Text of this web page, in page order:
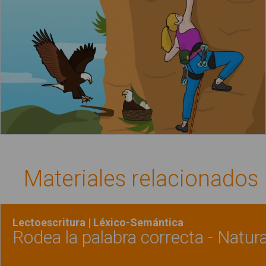
Materiales relacionados
Lectoescritura | Léxico-Semántica
Rodea la palabra correcta -